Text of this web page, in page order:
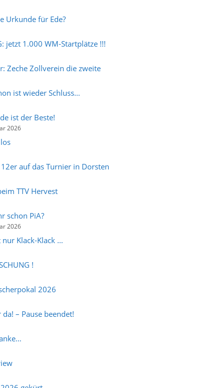
Urkunde für Ede?
jetzt 1.000 WM-Startplätze !!!
Zeche Zollverein die zweite
ist wieder Schluss…
ist der Beste!
2026
auf das Turnier in Dorsten
TTV Hervest
schon PiA?
2026
Klack-Klack …
!
2026
– Pause beendet!